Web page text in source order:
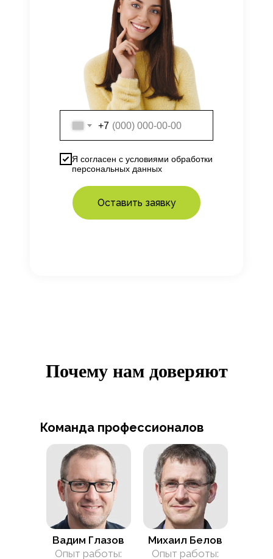
+7
Я согласен с условиями обработки
персональных данных
Оставить заявку
Почему нам доверяют
Команда профессионалов
Вадим Глазов
Опыт работы:
Михаил Белов
Опыт работы: